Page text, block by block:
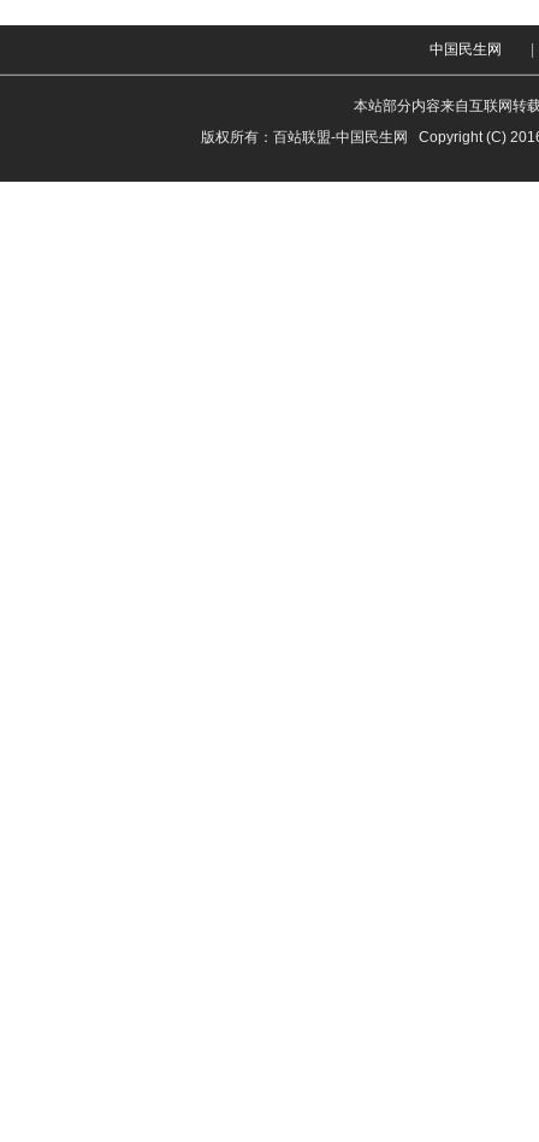
中国民生网
本站部分内容来自互联网转
版权所有： 百站联盟-中国民生网 Copyright (C)